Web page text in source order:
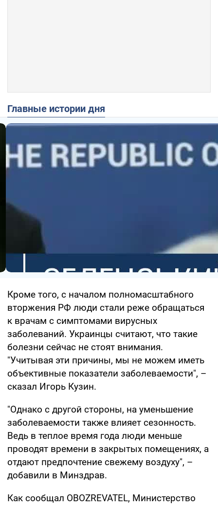
Главные истории дня
Кроме того, с началом полномасштабного
вторжения РФ люди стали реже обращаться
к врачам с симптомами вирусных
заболеваний. Украинцы считают, что такие
болезни сейчас не стоят внимания.
"Учитывая эти причины, мы не можем иметь
объективные показатели заболеваемости", –
сказал Игорь Кузин.
"Однако с другой стороны, на уменьшение
заболеваемости также влияет сезонность.
Ведь в теплое время года люди меньше
проводят времени в закрытых помещениях, а
отдают предпочтение свежему воздуху", –
добавили в Минздрав.
Как сообщал OBOZREVATEL, Министерство